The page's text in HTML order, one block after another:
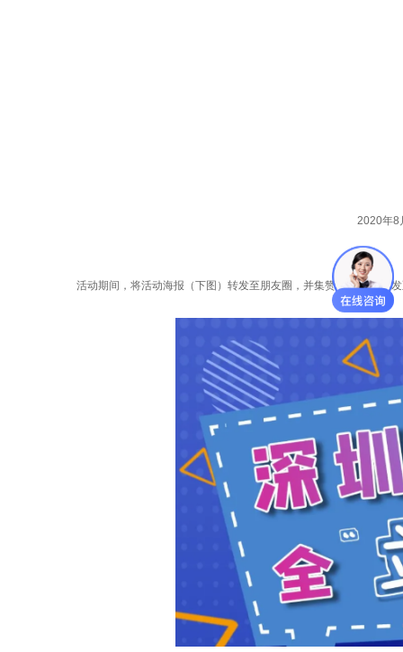
2020年8
活动期间，将活动海报（下图）转发至朋友圈，并集赞50个，截图